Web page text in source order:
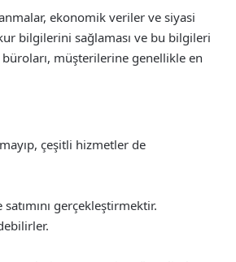
ekonomik veriler ve siyasi
bilgilerini sağlaması ve bu bilgileri
müşterilerine genellikle en
çeşitli hizmetler de
gerçekleştirmektir.